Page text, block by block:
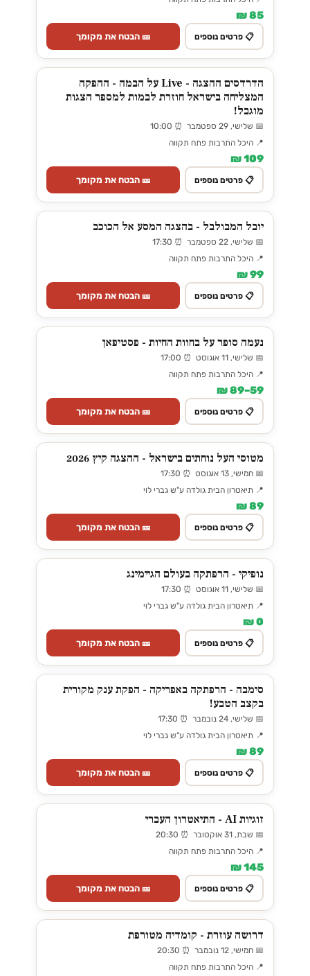
85 ₪
📋 פרטים נוספים 🎫 הבטח את מקומך
הדרדסים ההצגה - Live על הבמה - ההפקה
המצליחה בישראל חוזרת לבמות למספר הצגות
מוגבל!
📅 שלישי, 29 ספטמבר ⏰ 10:00
📍 היכל התרבות פתח תקווה
109 ₪
📋 פרטים נוספים 🎫 הבטח את מקומך
יובל המבולבל - בהצגה המסע אל הכוכב
📅 שלישי, 22 ספטמבר ⏰ 17:30
📍 היכל התרבות פתח תקווה
99 ₪
📋 פרטים נוספים 🎫 הבטח את מקומך
נעמה סופר על בחוות החיות - פסטיפאן
📅 שלישי, 11 אוגוסט ⏰ 17:00
📍 היכל התרבות פתח תקווה
59–89 ₪
📋 פרטים נוספים 🎫 הבטח את מקומך
מטוסי העל נוחתים בישראל - ההצגה קיץ 2026
📅 חמישי, 13 אוגוסט ⏰ 17:30
📍 תיאטרון הבית גולדה ע"ש גברי לוי
89 ₪
📋 פרטים נוספים 🎫 הבטח את מקומך
נופיקי - הרפתקה בעולם הגיימינג
📅 שלישי, 11 אוגוסט ⏰ 17:30
📍 תיאטרון הבית גולדה ע"ש גברי לוי
0 ₪
📋 פרטים נוספים 🎫 הבטח את מקומך
סימבה - הרפתקה באפריקה - הפקת ענק מקורית
בקצב הטבע!
📅 שלישי, 24 נובמבר ⏰ 17:30
📍 תיאטרון הבית גולדה ע"ש גברי לוי
89 ₪
📋 פרטים נוספים 🎫 הבטח את מקומך
זוגיות AI - התיאטרון העברי
📅 שבת, 31 אוקטובר ⏰ 20:30
📍 היכל התרבות פתח תקווה
145 ₪
📋 פרטים נוספים 🎫 הבטח את מקומך
דרושה עוזרת - קומדיה מטורפת
📅 חמישי, 12 נובמבר ⏰ 20:30
📍 היכל התרבות פתח תקווה